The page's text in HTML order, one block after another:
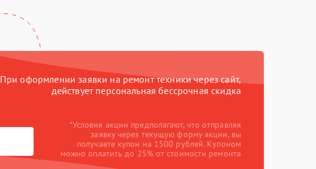
При оформлении заявки на ремонт техники через сайт,
действует персональная бессрочная скидка
*Условия акции предполагают, что отправляя
заявку через текущую форму акции, вы
получаете купон на 1500 рублей. Купоном
можно оплатить до 25% от стоимости ремонта